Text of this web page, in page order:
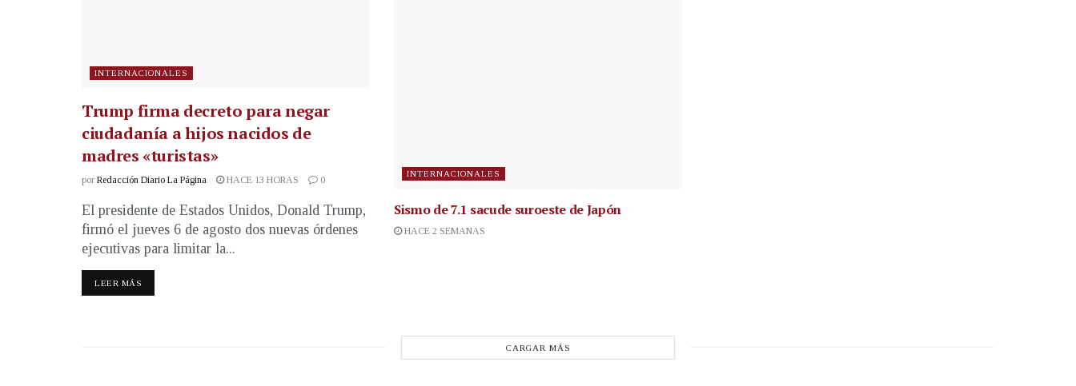
INTERNACIONALES
Trump firma decreto para negar
ciudadanía a hijos nacidos de
madres «turistas»
por Redacción Diario La Página HACE 13 HORAS 0
El presidente de Estados Unidos, Donald Trump,
firmó el jueves 6 de agosto dos nuevas órdenes
ejecutivas para limitar la...
LEER MÁS
INTERNACIONALES
Sismo de 7.1 sacude suroeste de Japón
HACE 2 SEMANAS
CARGAR MÁS